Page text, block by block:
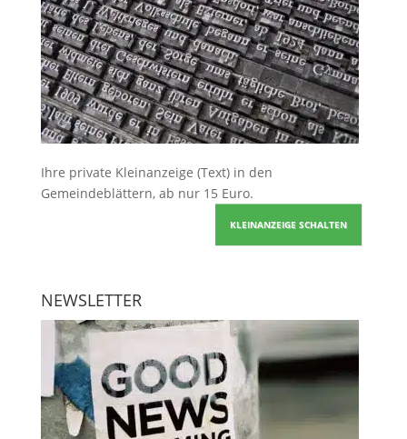
Ihre private Kleinanzeige (Text) in den
Gemeindeblättern, ab nur 15 Euro.
KLEINANZEIGE SCHALTEN
NEWSLETTER